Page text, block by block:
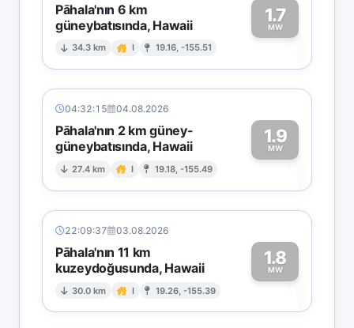
Pāhala'nın 6 km
güneybatısında, Hawaii
34.3 km I 19.16, -155.51
1.7
MW1
04:32:15 04.08.2026
Pāhala'nın 2 km güney-
güneybatısında, Hawaii
27.4 km I 19.18, -155.49
1.9
MW1
22:09:37 03.08.2026
Pāhala'nın 11 km
kuzeydoğusunda, Hawaii
30.0 km I 19.26, -155.39
1.8
MW1